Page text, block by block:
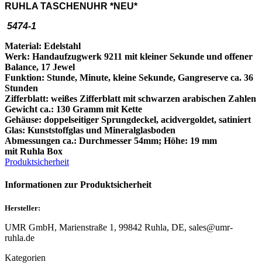
RUHLA TASCHENUHR *NEU*
5474-1
Material: Edelstahl
Werk: Handaufzugwerk 9211 mit kleiner Sekunde und offener
Balance, 17 Jewel
Funktion: Stunde, Minute, kleine Sekunde, Gangreserve ca. 36
Stunden
Zifferblatt: weißes Zifferblatt mit schwarzen arabischen Zahlen
Gewicht ca.: 130 Gramm mit Kette
Gehäuse: doppelseitiger Sprungdeckel, acidvergoldet, satiniert
Glas: Kunststoffglas und Mineralglasboden
Abmessungen ca.: Durchmesser 54mm; Höhe: 19 mm
mit Ruhla Box
Produktsicherheit
Informationen zur Produktsicherheit
Hersteller:
UMR GmbH, Marienstraße 1, 99842 Ruhla, DE, sales@umr-
ruhla.de
Kategorien